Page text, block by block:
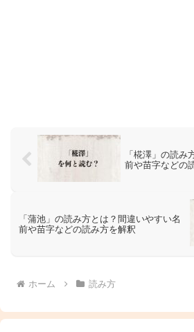
「椛澤」の読み
前や苗字などの
「蒲池」の読み方とは？間違いやすい名
前や苗字などの読み方を解釈
ホーム 読み方